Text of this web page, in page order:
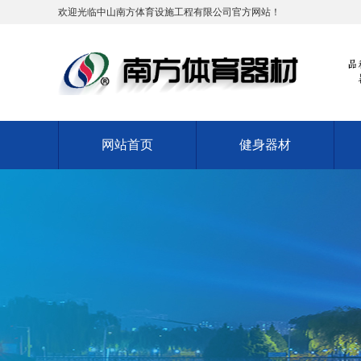
欢迎光临中山南方体育设施工程有限公司官方网站！
网站首页 健身器材